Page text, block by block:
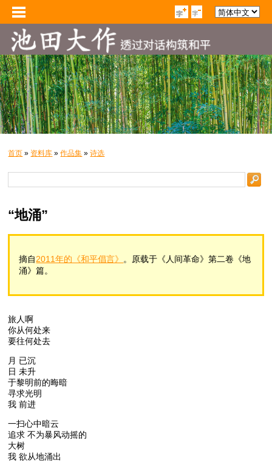
首页 » 资料库 »作品集 »诗选
“地涌”
摘自2011年的《和平倡言》 。原载于《人间革命》第二卷《地
涌》篇。
旅人啊
你从何处来
要往何处去
月 已沉
日 未升
于黎明前的晦暗
寻求光明
我 前进
一扫心中暗云
追求 不为暴风动摇的
大树
我 欲从地涌出